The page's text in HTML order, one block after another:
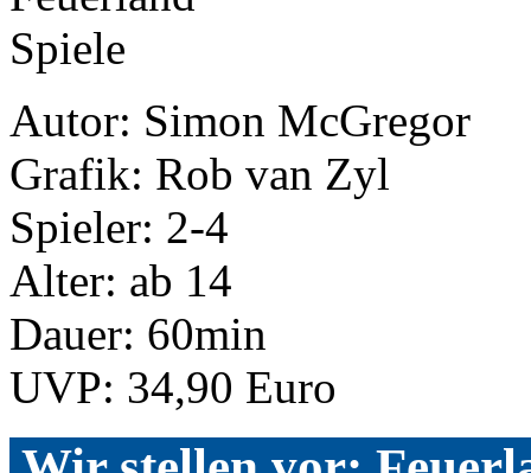
Autor: Simon McGregor
Grafik: Rob van Zyl
Spieler: 2-4
Alter: ab 14
Dauer: 60min
UVP: 34,90 Euro